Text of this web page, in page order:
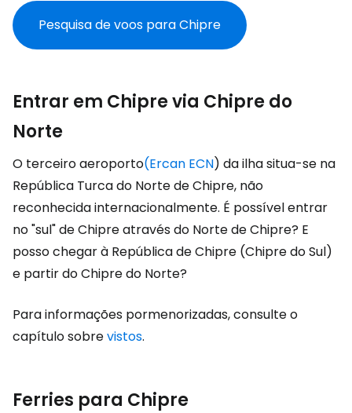
Pesquisa de voos para Chipre
Entrar em Chipre via Chipre do
Norte
O terceiro aeroporto(Ercan ECN) da ilha situa-se na
República Turca do Norte de Chipre, não
reconhecida internacionalmente. É possível entrar
no "sul" de Chipre através do Norte de Chipre? E
posso chegar à República de Chipre (Chipre do Sul)
e partir do Chipre do Norte?
Para informações pormenorizadas, consulte o
capítulo sobrevistos.
Ferries para Chipre